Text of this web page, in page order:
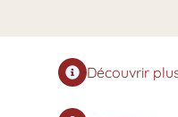
Découvrir